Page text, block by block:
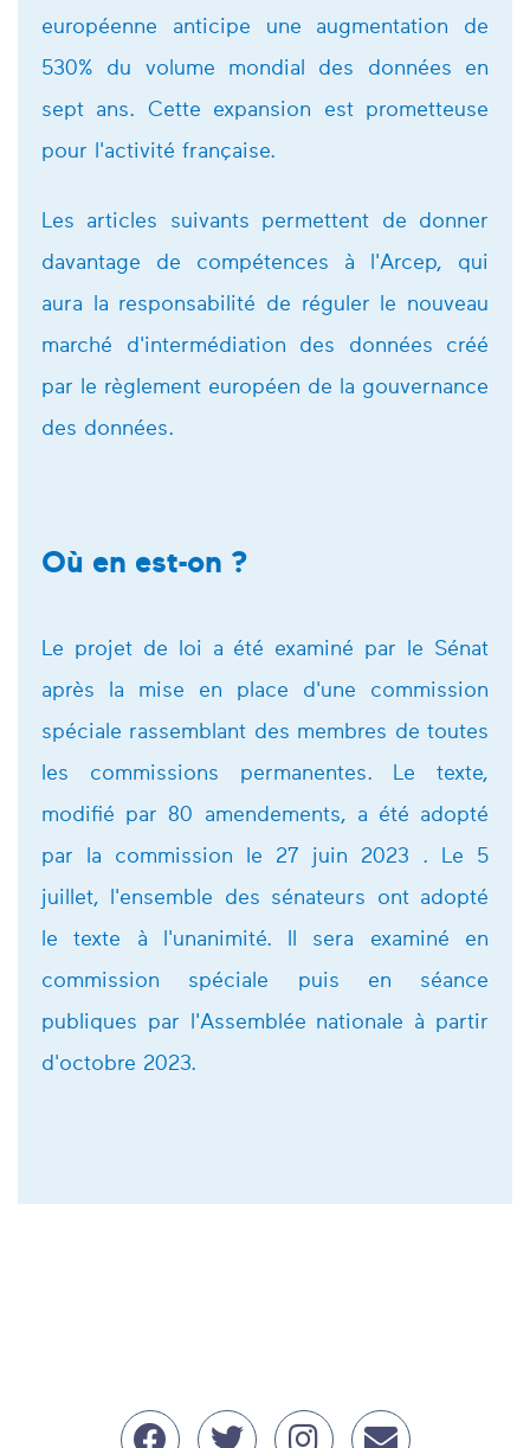
européenne anticipe une augmentation de
530% du volume mondial des données en
sept ans. Cette expansion est prometteuse
pour l'activité française.
Les articles suivants permettent de donner
davantage de compétences à l'Arcep, qui
aura la responsabilité de réguler le nouveau
marché d'intermédiation des données créé
par le règlement européen de la gouvernance
des données.
Où en est-on ?
Le projet de loi a été examiné par le Sénat
après la mise en place d'une commission
spéciale rassemblant des membres de toutes
les commissions permanentes. Le texte,
modifié par 80 amendements, a été adopté
par la commission le 27 juin 2023 . Le 5
juillet, l'ensemble des sénateurs ont adopté
le texte à l'unanimité. Il sera examiné en
commission spéciale puis en séance
publiques par l'Assemblée nationale à partir
d'octobre 2023.